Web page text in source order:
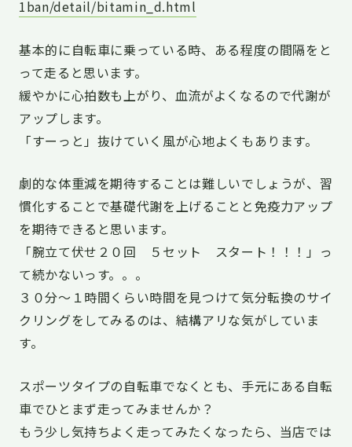
1ban/detail/bitamin_d.html
基本的に自転車に乗っている時、ある程度の間隔をと
って走ると思います。
緩やかに心拍数も上がり、血流がよくなるので代謝が
アップします。
「すーっと」抜けていく風が心地よくもあります。
劇的な体重減を期待することは難しいでしょうが、習
慣化することで基礎代謝を上げることと免疫力アップ
を期待できると思います。
「腕立て伏せ２０回 ５セット スタート！！！」っ
て続かないっす。。。
３０分〜１時間くらい時間を見つけて気分転換のサイ
クリングをしてみるのは、結構アリな気がしていま
す。
スポーツタイプの自転車でなくとも、手元にある自転
車でひとまず走ってみませんか？
もう少し気持ちよく走ってみたくなったら、当店では